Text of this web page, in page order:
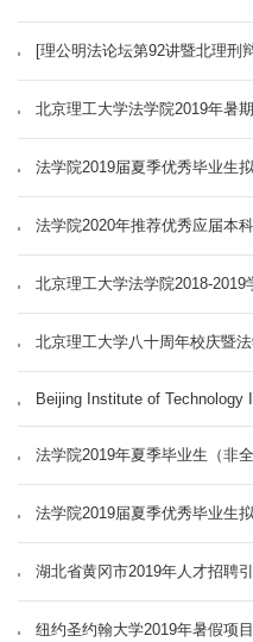
北京理工大学法学院2019年暑
法学院2019届夏季优秀毕业生
北京理工大学八十周年校庆暨
法学院2019届夏季优秀毕业生
湖北省黄冈市2019年人才招聘
纽约圣约翰大学2019年暑假项